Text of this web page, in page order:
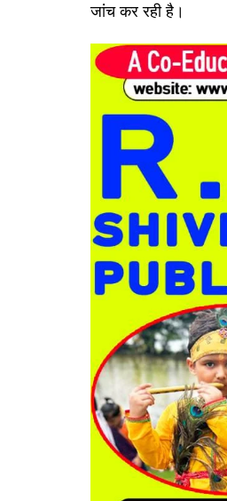
जांच कर रही है।